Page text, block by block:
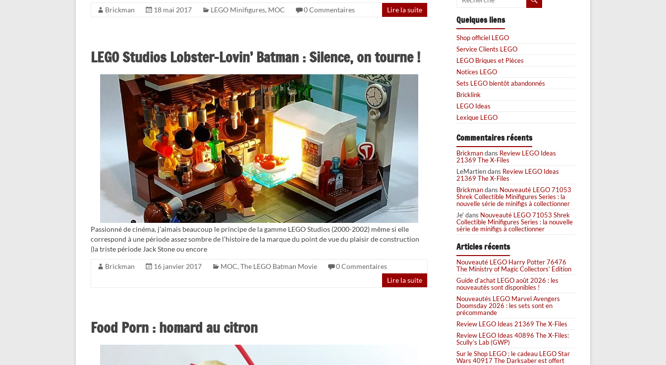
Brickman 18 mai 2017 LEGO Minifigures, MOC 0 Commentaires Lire la suite
LEGO Studios Lobster-Lovin’ Batman : Silence, on tourne !
Passionné de cinéma, j’aimais beaucoup le principe de la gamme LEGO Studios (2000-2002) même si elle
correspond à une période assez sombre de l’histoire de la marque du point de vue du plaisir de construction
(la triste période Jack Stone ou encore
Brickman 16 janvier 2017 MOC, The LEGO Batman Movie
0 Commentaires
Lire la suite
Food Porn : homard au citron
Quelques liens
Shop officiel LEGO
Service Clients LEGO
LEGO Briques et Pièces
Notices LEGO
Sets LEGO bientôt abandonnés
Bricklink
LEGO Ideas
Lexique LEGO
Commentaires récents
Brickmandans Review LEGO Ideas
21369 The X-Files
LeMartiendans Review LEGO Ideas
21369 The X-Files
Brickmandans Nouveauté LEGO 71053
Shrek Collectible Minifigures Series : la
nouvelle série de minifigs à collectionner
Je' dans Nouveauté LEGO 71053 Shrek
Collectible Minifigures Series : la nouvelle
série de minifigs à collectionner
Articles récents
Nouveauté LEGO Harry Potter 76476
The Ministry of Magic Collectors’ Edition
Guide d’achat LEGO août 2026 : les
nouveautés sont disponibles !
Nouveautés LEGO Marvel Avengers
Doomsday 2026 : les sets sont en
précommande
Review LEGO Ideas 21369 The X-Files
Review LEGO Ideas 40896 The X-Files:
Scully’s Lab (GWP)
Sur le Shop LEGO : le cadeau LEGO Star
Wars 40917 The Darksaber est offert